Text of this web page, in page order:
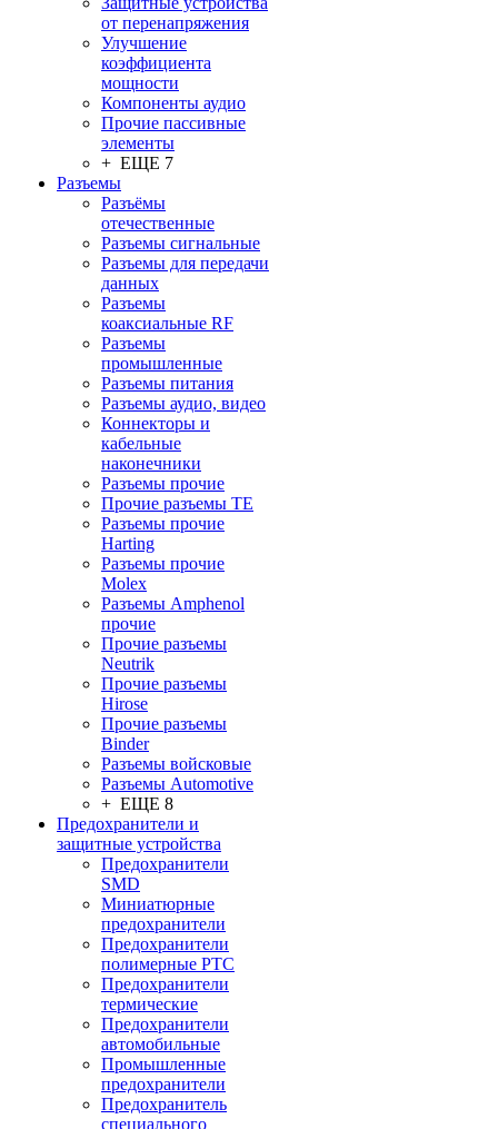
от перенапряжения
Улучшение
коэффициента
мощности
Компоненты аудио
Прочие пассивные
элементы
+ ЕЩЕ 7
Разъeмы
Разъёмы
отечественные
Разъeмы сигнальные
Разъeмы для передачи
данных
Разъeмы
коаксиальные RF
Разъeмы
промышленные
Разъeмы питания
Разъeмы аудио, видео
Коннекторы и
кабельные
наконечники
Разъeмы прочие
Прочие разъемы TE
Разъемы прочие
Harting
Разъемы прочие
Molex
Разъемы Amphenol
прочие
Прочие разъемы
Neutrik
Прочие разъемы
Hirose
Прочие разъемы
Binder
Разъемы войсковые
Разъeмы Automotive
+ ЕЩЕ 8
Предохранители и
защитные устройства
Предохранители
SMD
Миниатюрные
предохранители
Предохранители
полимерные PTC
Предохранители
термические
Предохранители
автомобильные
Промышленные
предохранители
Предохранитель
специального